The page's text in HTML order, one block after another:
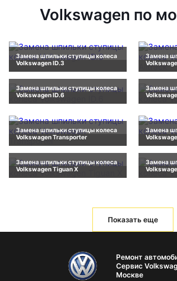
Volkswagen по
Замена шпильки ступицы колеса
Volkswagen ID.3
Замена
Замена шпильки ступицы колеса
Volkswagen ID.6
Замена
Замена шпильки ступицы колеса
Volkswagen Transporter
Замена
Замена шпильки ступицы колеса
Volkswagen Tiguan X
Замена
Показать еще
Ремонт
Сервис
Москве